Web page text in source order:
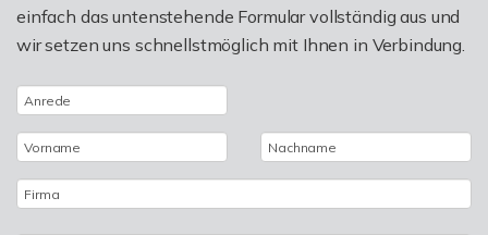
einfach das untenstehende Formular vollständig aus und
wir setzen uns schnellstmöglich mit Ihnen in Verbindung.